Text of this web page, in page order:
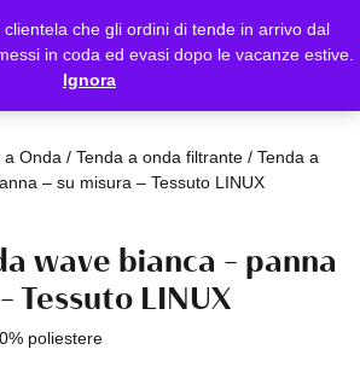
che gli ordini di tende in arrivo dal
in coda ed evasi dopo le vacanze estive.
Ignora
a Onda / Tenda a onda filtrante/ Tenda a
– su misura – Tessuto LINUX
wave bianca – panna
Tessuto LINUX
poliestere